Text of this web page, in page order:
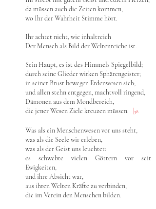
da müssen auch die Zeiten kommen,
wo Ihr der Wahrheit Stimme hört.
Ihr achtet nicht, wie inhaltreich
Der Mensch als Bild der Weltenreiche ist.
Sein Haupt, es ist des Himmels Spiegelbild;
durch seine Glieder wirken Sphärengeister;
in seiner Brust bewegen Erdenwesen sich;
und allen stehn entgegen, machtvoll ringend,
Dämonen aus dem Mondbereich,
die jener Wesen Ziele kreuzen müssen.
38
Was als ein Menschenwesen vor uns steht,
was als die Seele wir erleben,
was als der Geist uns leuchtet:
es schwebte vielen Göttern vor seit
Ewigkeiten,
und ihre Absicht war,
aus ihren Welten Kräfte zu verbinden,
die im Verein den Menschen bilden.